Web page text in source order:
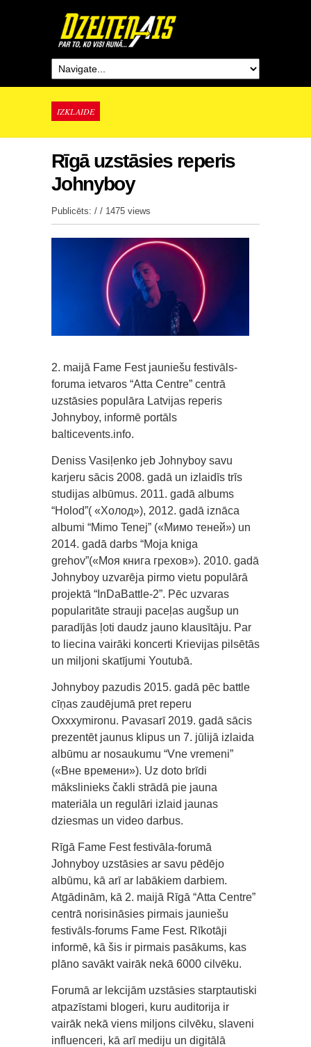
IZKLAIDE
Rīgā uzstāsies reperis
Johnyboy
Publicēts: / / 1475 views
2. maijā Fame Fest jauniešu festivāls-
foruma ietvaros “Atta Centre” centrā
uzstāsies populāra Latvijas reperis
Johnyboy, informē portāls
balticevents.info.
Deniss Vasiļenko jeb Johnyboy savu
karjeru sācis 2008. gadā un izlaidīs trīs
studijas albūmus. 2011. gadā albums
“Holod”( «Холод»), 2012. gadā iznāca
albumi “Mimo Tenej” («Мимо теней») un
2014. gadā darbs “Moja kniga
grehov”(«Моя книга грехов»). 2010. gadā
Johnyboy uzvarēja pirmo vietu populārā
projektā “InDaBattle-2”. Pēc uzvaras
popularitāte strauji paceļas augšup un
paradījās ļoti daudz jauno klausītāju. Par
to liecina vairāki koncerti Krievijas pilsētās
un miljoni skatījumi Youtubā.
Johnyboy pazudis 2015. gadā pēc battle
cīņas zaudējumā pret reperu
Oxxxymironu. Pavasarī 2019. gadā sācis
prezentēt jaunus klipus un 7. jūlijā izlaida
albūmu ar nosaukumu “Vne vremeni”
(«Вне времени»). Uz doto brīdi
mākslinieks čakli strādā pie jauna
materiāla un regulāri izlaid jaunas
dziesmas un video darbus.
Rīgā Fame Fest festivāla-forumā
Johnyboy uzstāsies ar savu pēdējo
albūmu, kā arī ar labākiem darbiem.
Atgādinām, kā 2. maijā Rīgā “Atta Centre”
centrā norisināsies pirmais jauniešu
festivāls-forums Fame Fest. Rīkotāji
informē, kā šis ir pirmais pasākums, kas
plāno savākt vairāk nekā 6000 cilvēku.
Forumā ar lekcijām uzstāsies starptautiski
atpazīstami blogeri, kuru auditorija ir
vairāk nekā viens miljons cilvēku, slaveni
influenceri, kā arī mediju un digitālā